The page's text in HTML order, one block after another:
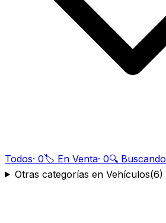
Todos· 0🏷️ En Venta· 0🔍 Buscando
Otras categorías en Vehículos(6)